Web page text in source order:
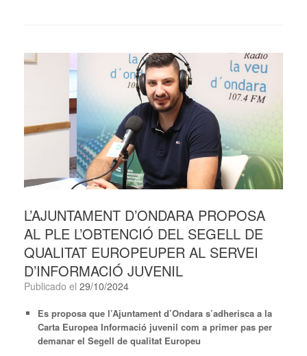
L’AJUNTAMENT D’ONDARA PROPOSA
AL PLE L’OBTENCIÓ DEL SEGELL DE
QUALITAT EUROPEUPER AL SERVEI
D’INFORMACIÓ JUVENIL
Publicado el 29/10/2024
Es proposa que l’Ajuntament d’Ondara s’adherisca a la
Carta Europea Informació juvenil com a primer pas per
demanar el Segell de qualitat Europeu